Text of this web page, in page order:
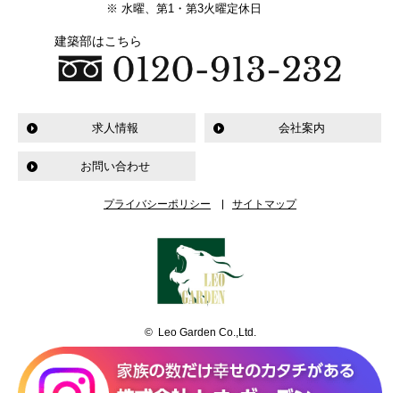
※ 水曜、第1・第3火曜定休日
建築部はこちら
求人情報 会社案内
お問い合わせ
プライバシーポリシー サイトマップ
© Leo Garden Co.,Ltd.